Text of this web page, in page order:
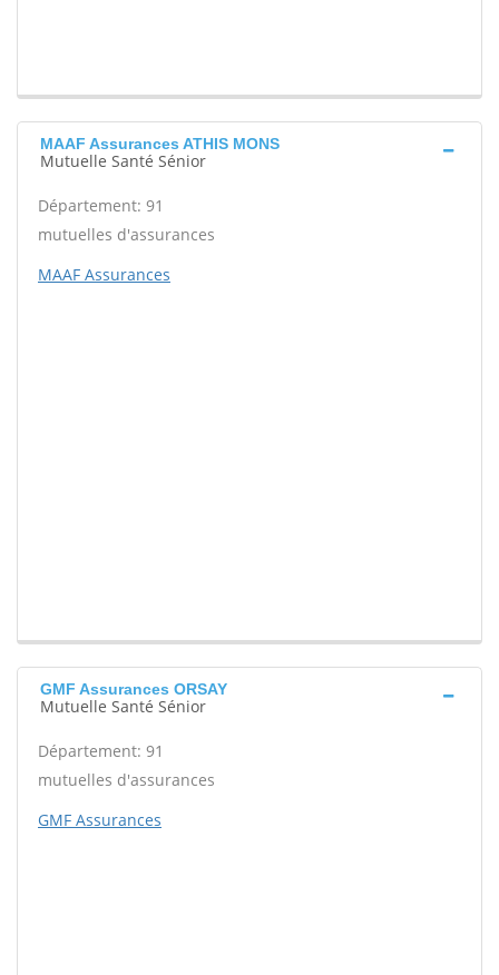
MAAF Assurances ATHIS MONS
Mutuelle Santé Sénior
Département: 91
mutuelles d'assurances
MAAF Assurances
GMF Assurances ORSAY
Mutuelle Santé Sénior
Département: 91
mutuelles d'assurances
GMF Assurances